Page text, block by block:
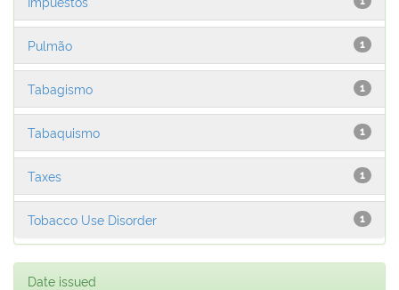
1
Pulmão
1
Tabagismo
1
Tabaquismo
1
Taxes
1
Tobacco Use Disorder
Date issued